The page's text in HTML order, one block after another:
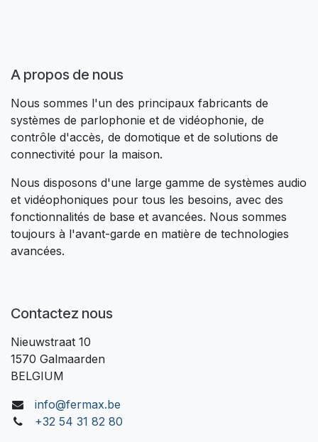
A propos de nous​
Nous sommes l'un des principaux fabricants de
systèmes de parlophonie et de vidéophonie, de
contrôle d'accès, de domotique et de solutions de
connectivité pour la maison.
Nous disposons d'une large gamme de systèmes audio
et vidéophoniques pour tous les besoins, avec des
fonctionnalités de base et avancées. Nous sommes
toujours à l'avant-garde en matière de technologies
avancées.
Contactez nous
Nieuwstraat 10
1570 Galmaarden
BELGIUM
info@fermax.be
+32 54 31 82 80